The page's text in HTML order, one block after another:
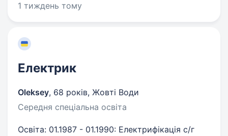
1 тиждень тому
Електрик
Oleksey, 68 років, Жовті Води
Середня спеціальна освіта
Освіта: 01.1987 - 01.1990: Електрифікація с/г